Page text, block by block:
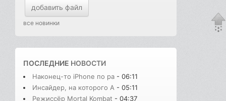
добавить файл
все новинки
ПОСЛЕДНИЕ НОВОСТИ
Наконец-то iPhone по ра - 06:11
Инсайдер, на которого A - 05:11
Режиссёр Mortal Kombat - 04:37